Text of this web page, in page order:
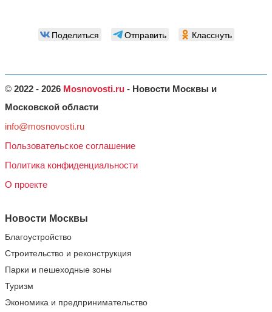
Поделиться Отправить Класснуть
© 2022 - 2026 Mosnovosti.ru - Новости Москвы и
Московской области
info@mosnovosti.ru
Пользовательское соглашение
Политика конфиденциальности
О проекте
Новости Москвы
Благоустройство
Строительство и реконструкция
Парки и пешеходные зоны
Туризм
Экономика и предпринимательство